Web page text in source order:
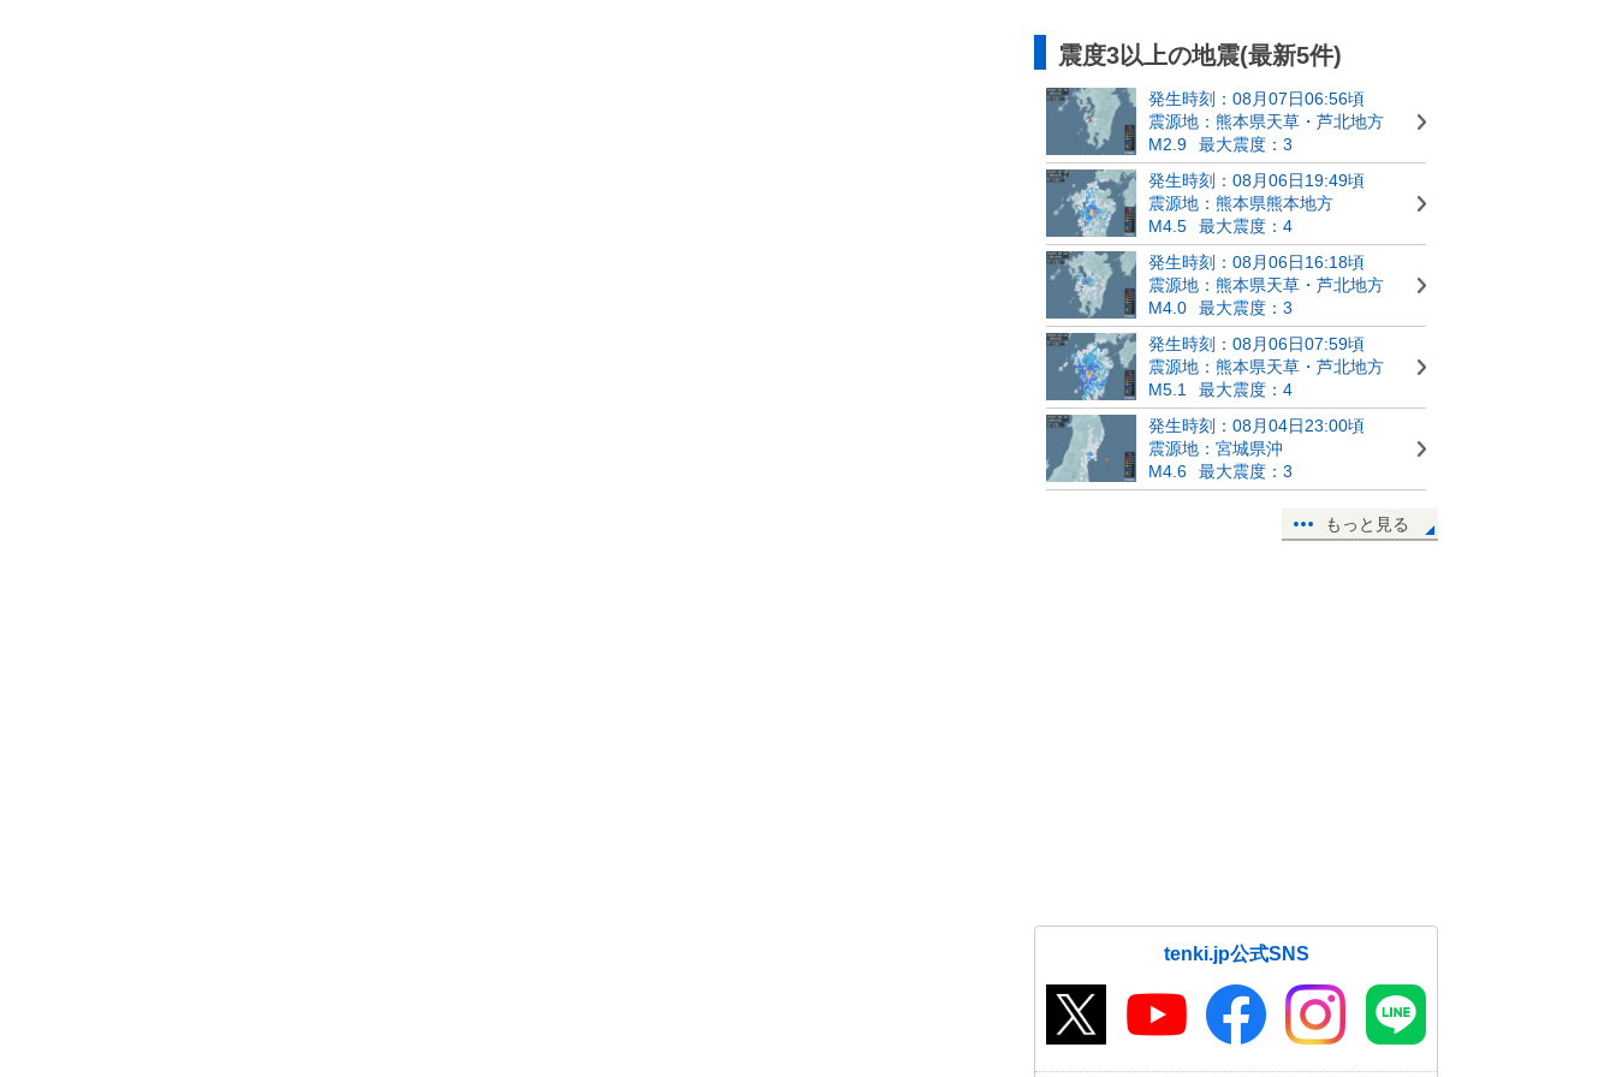
震度3以上の地震(最新5件)
発生時刻：08月07日06:56頃
震源地：熊本県天草・芦北地方
M2.9
最大震度：3
発生時刻：08月06日19:49頃
震源地：熊本県熊本地方
M4.5
最大震度：4
発生時刻：08月06日16:18頃
震源地：熊本県天草・芦北地方
M4.0
最大震度：3
発生時刻：08月06日07:59頃
震源地：熊本県天草・芦北地方
M5.1
最大震度：4
発生時刻：08月04日23:00頃
震源地：宮城県沖
M4.6
最大震度：3
もっと見る
tenki.jp公式SNS